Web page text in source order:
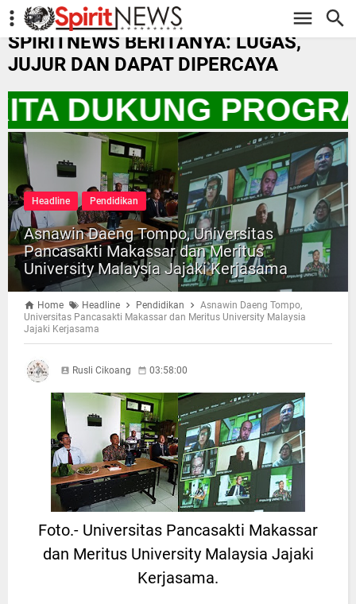
-->
SPIRITNEWS BERITANYA: LUGAS,
JUJUR DAN DAPAT DIPERCAYA
DUKUNG
Headline Pendidikan
Asnawin Daeng Tompo, Universitas
Pancasakti Makassar dan Meritus
University Malaysia Jajaki Kerjasama
Home Headline Pendidikan
Asnawin Daeng Tompo,
Universitas Pancasakti Makassar dan Meritus University Malaysia
Jajaki Kerjasama
Rusli Cikoang 03:58:00
Foto.- Universitas Pancasakti Makassar
dan Meritus University Malaysia Jajaki
Kerjasama.